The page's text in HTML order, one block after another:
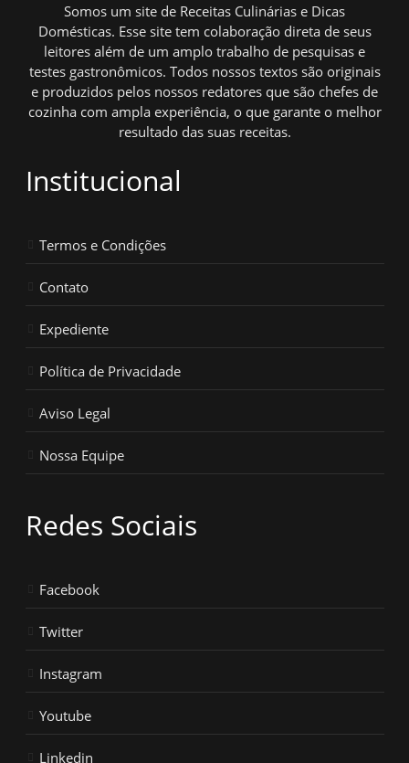
Somos um site de Receitas Culinárias e Dicas
Domésticas. Esse site tem colaboração direta de seus
leitores além de um amplo trabalho de pesquisas e
testes gastronômicos. Todos nossos textos são originais
e produzidos pelos nossos redatores que são chefes de
cozinha com ampla experiência, o que garante o melhor
resultado das suas receitas.
Institucional
Termos e Condições
Contato
Expediente
Política de Privacidade
Aviso Legal
Nossa Equipe
Redes Sociais
Facebook
Twitter
Instagram
Youtube
Linkedin